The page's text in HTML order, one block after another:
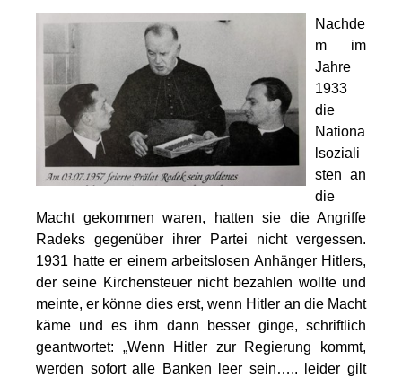
Nachde
m im
Jahre
1933
die
Nationa
lsoziali
sten an
die
Macht gekommen waren, hatten sie die Angriffe
Radeks gegenüber ihrer Partei nicht vergessen.
1931 hatte er einem arbeitslosen Anhänger Hitlers,
der seine Kirchensteuer nicht bezahlen wollte und
meinte, er könne dies erst, wenn Hitler an die Macht
käme und es ihm dann besser ginge, schriftlich
geantwortet: „Wenn Hitler zur Regierung kommt,
werden sofort alle Banken leer sein….. leider gilt